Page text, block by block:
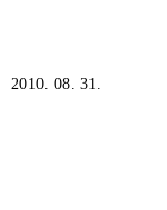
2010. 08. 31.